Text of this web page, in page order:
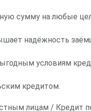
сумму на любые
надёжность
условиям
кредитом.
лицам / Кредит